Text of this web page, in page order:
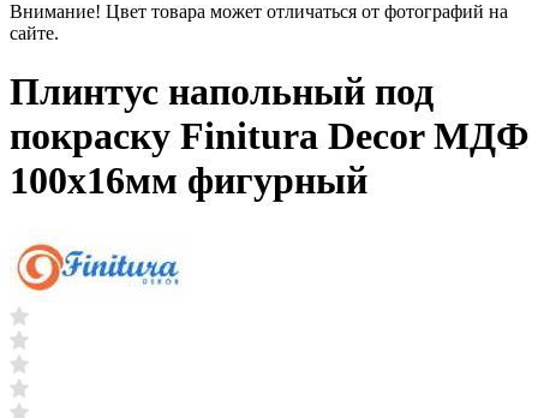
Внимание! Цвет товара может отличаться от фотографий на
сайте.
Плинтус напольный под
покраску Finitura Decor МДФ
100х16мм фигурный